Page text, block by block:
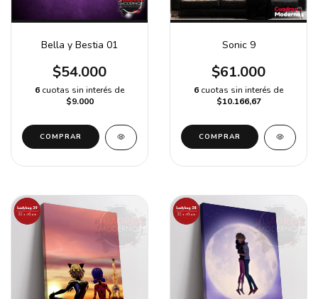
Bella y Bestia 01
$54.000
6 cuotas sin interés de
$9.000
Sonic 9
$61.000
6 cuotas sin interés de
$10.166,67
COMPRAR